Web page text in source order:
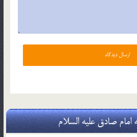
امام صادق علیه السلام